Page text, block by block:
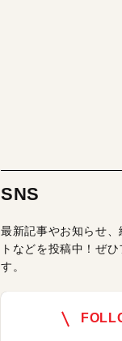
SNS
最新記事やお知らせ
トなどを投稿中！ぜ
す。